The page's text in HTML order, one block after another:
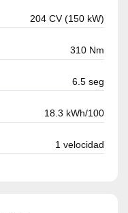
204 CV (150 kW)
310 Nm
6.5 seg
18.3 kWh/100
1 velocidad